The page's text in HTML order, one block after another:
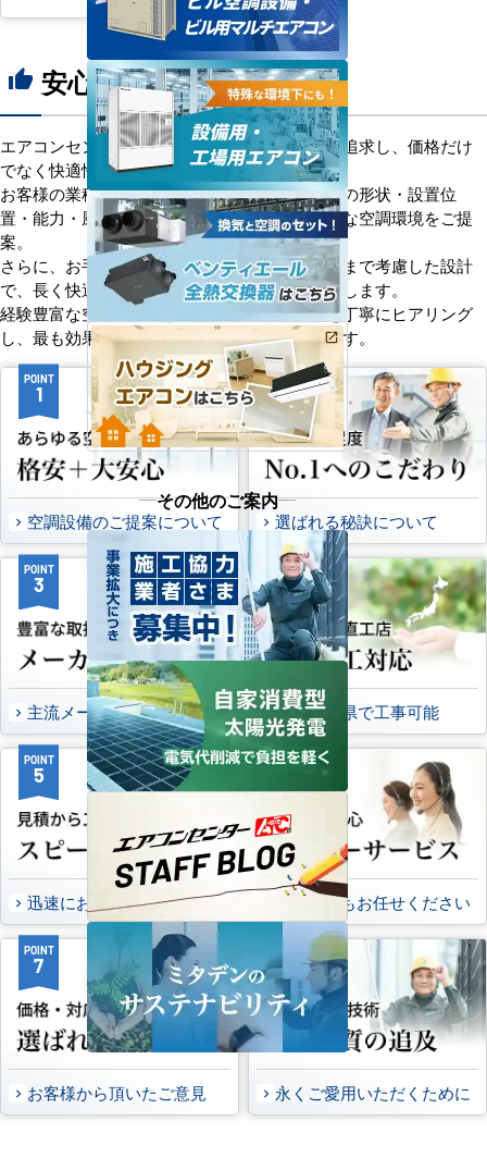
thumb_up 安心の8つのポイント
エアコンセンターACは、「格安＋α」の価値を追求し、価格だけ
でなく快適性と機能性にもこだわっています。
お客様の業種や施設の形態に合わせて、室内機の形状・設置位
置・能力・風向きなどを総合的に検討し、最適な空調環境をご提
案。
さらに、お手入れのしやすさやメンテナンス性まで考慮した設計
で、長く快適にご使用いただけるようサポートします。
経験豊富な空調技術者が現場の状況やご要望を丁寧にヒアリング
し、最も効果的で効率的なプランをお届けします。
POINT
1
空調設備のご提案について
POINT
2
選ばれる秘訣について
POINT
3
主流メーカーを全取扱可能
POINT
4
47都道府県で工事可能
POINT
5
迅速にお届け出来る理由
POINT
万一の時もお任せください
POINT
7
お客様から頂いたご意見
8
永くご愛用いただくために
その他のご案内